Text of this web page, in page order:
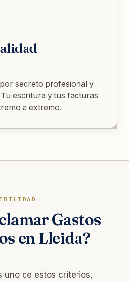
secreto profesional y
escritura y tus facturas
a extremo.
Gastos
en Lleida?
uno de estos criterios,